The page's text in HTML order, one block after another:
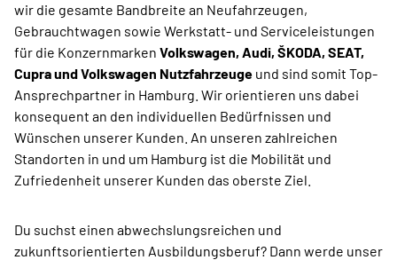
wir die gesamte Bandbreite an Neufahrzeugen,
Gebrauchtwagen sowie Werkstatt- und Serviceleistungen
für die Konzernmarken Volkswagen, Audi, ŠKODA, SEAT,
Cupra und Volkswagen Nutzfahrzeuge und sind somit Top-
Ansprechpartner in Hamburg. Wir orientieren uns dabei
konsequent an den individuellen Bedürfnissen und
Wünschen unserer Kunden. An unseren zahlreichen
Standorten in und um Hamburg ist die Mobilität und
Zufriedenheit unserer Kunden das oberste Ziel.
Du suchst einen abwechslungsreichen und
zukunftsorientierten Ausbildungsberuf? Dann werde unser